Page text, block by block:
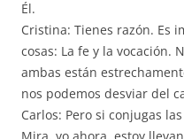
Él.
Cristina: Tienes razón. Es
cosas: La fe y la vocación.
ambas están
nos podemos desviar del
Carlos: Pero si conjugas